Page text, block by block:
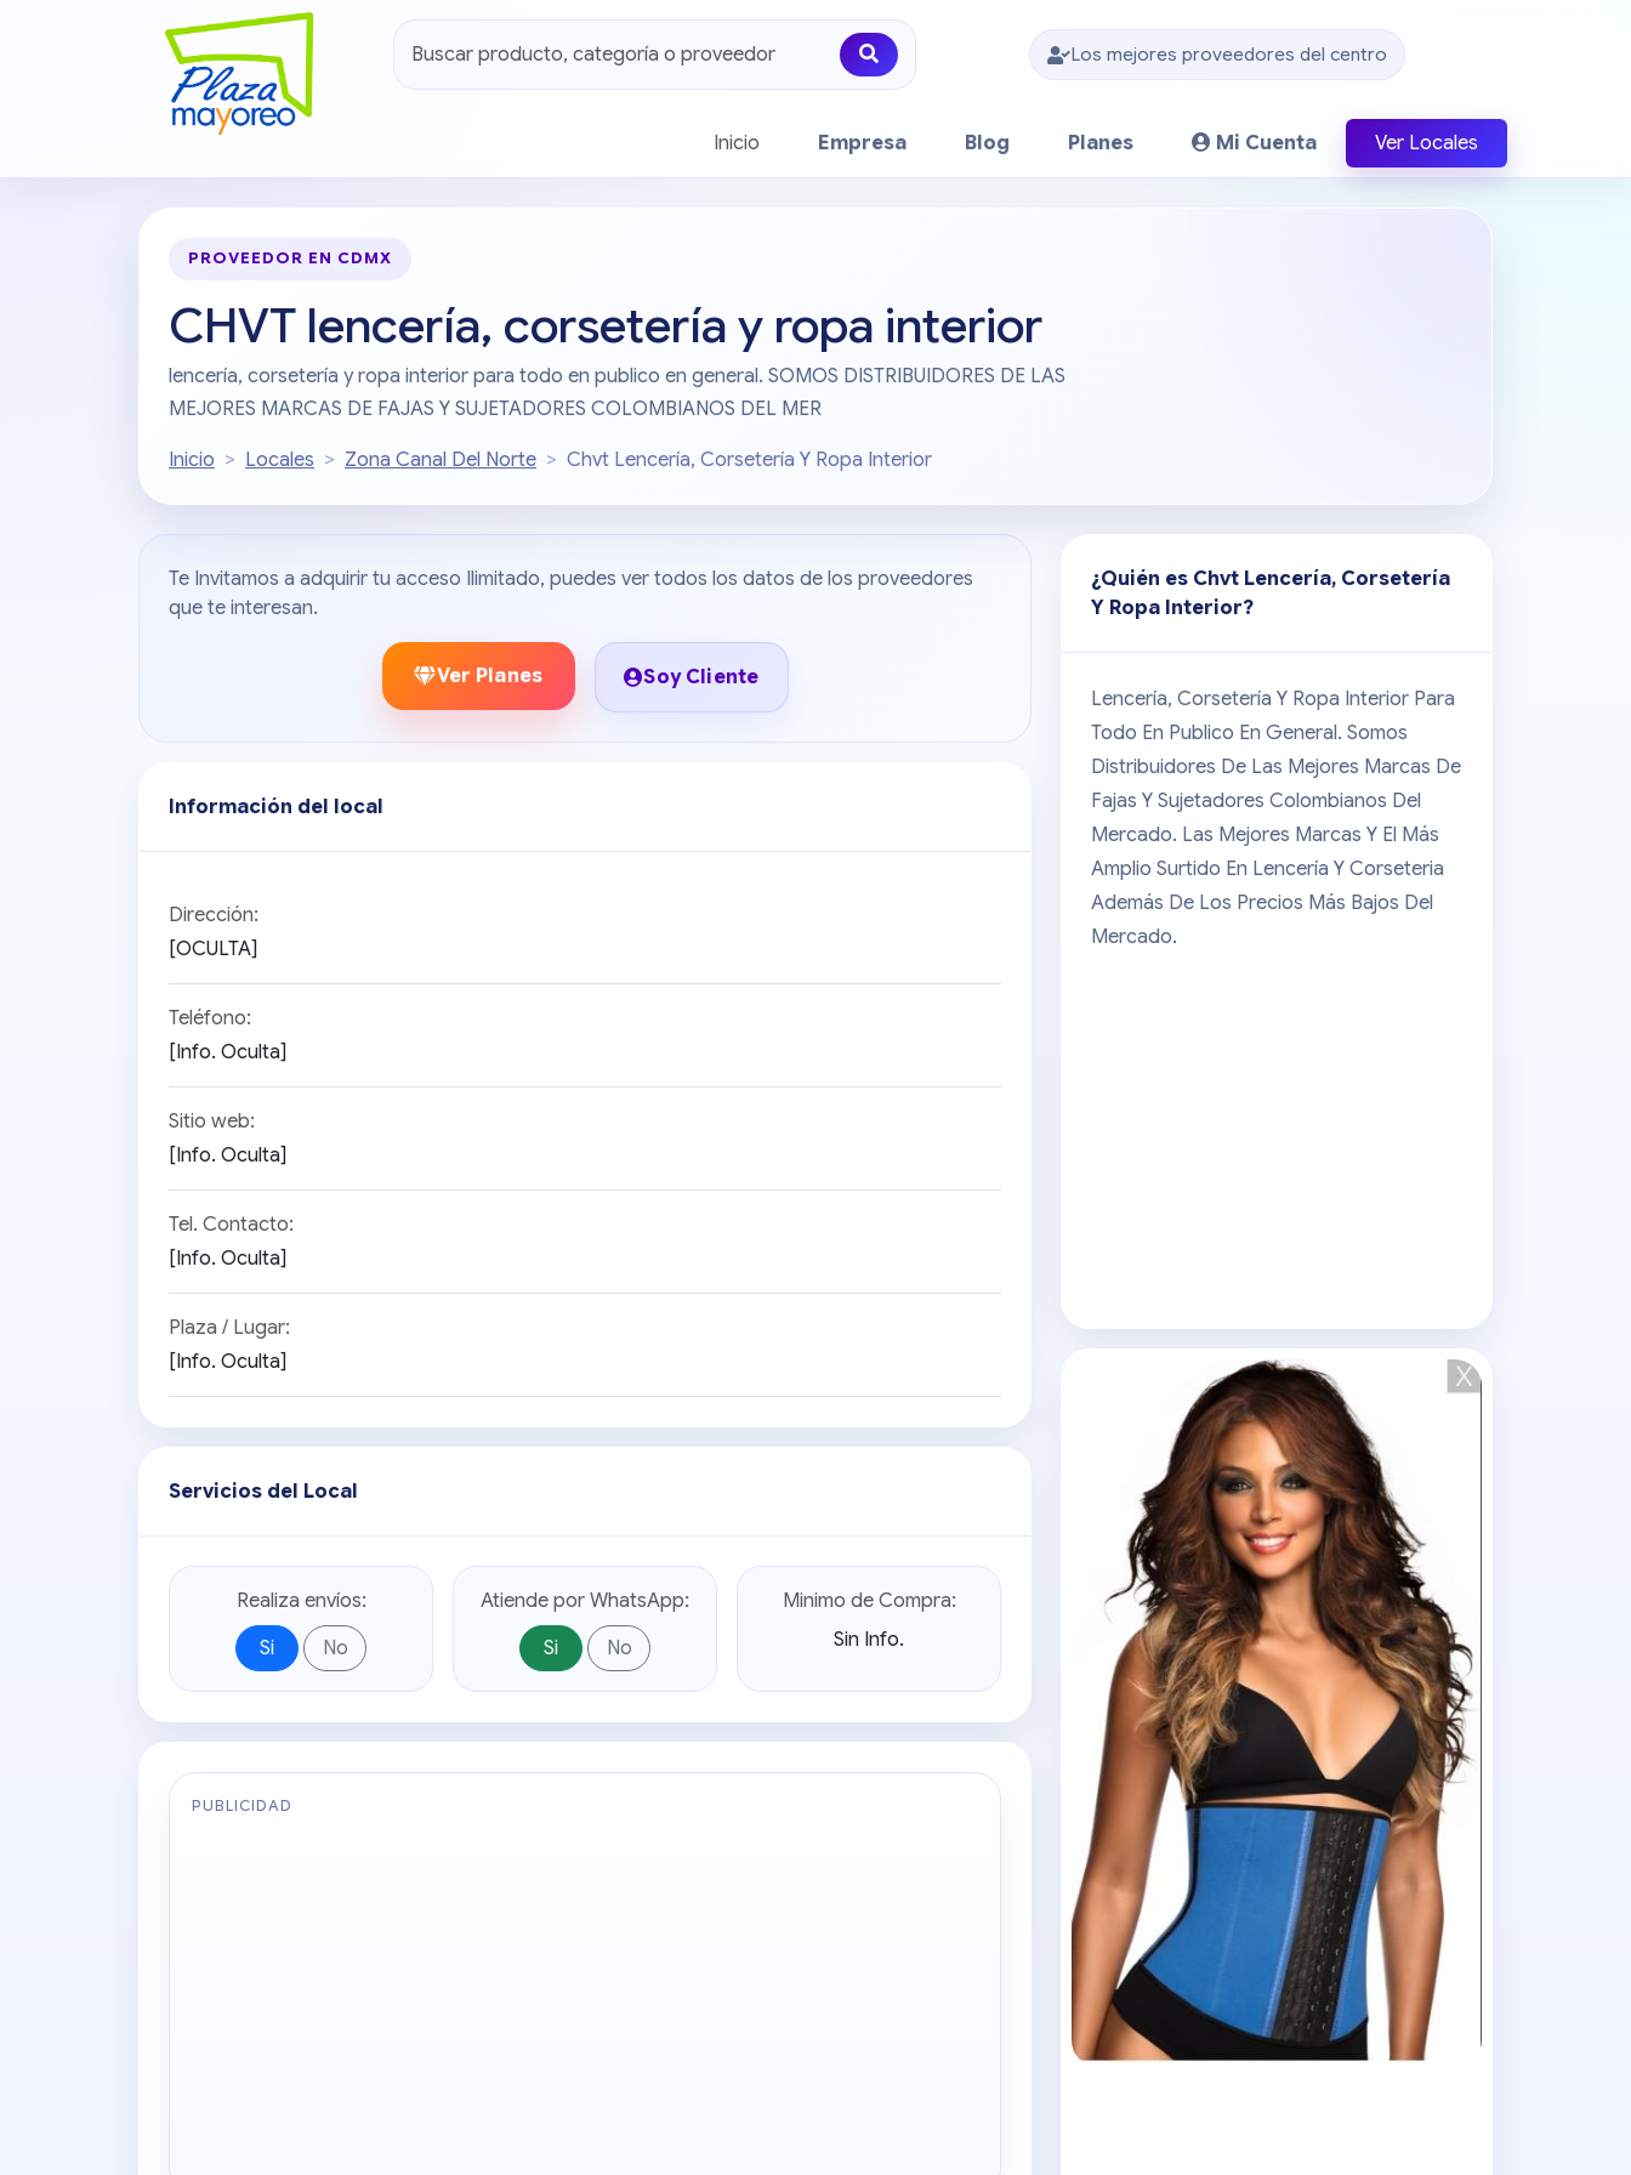
Los mejores proveedores del centro
Inicio (current)Empresa Blog Planes Mi Cuenta Ver Locales
PROVEEDOR EN CDMX
CHVT lencería, corsetería y ropa interior
lencería, corsetería y ropa interior para todo en publico en general. SOMOS DISTRIBUIDORES DE LAS
MEJORES MARCAS DE FAJAS Y SUJETADORES COLOMBIANOS DEL MER
Inicio Locales Zona Canal Del Norte Chvt Lencería, Corsetería Y Ropa Interior
Te Invitamos a adquirir tu acceso Ilimitado, puedes ver todos los datos de los proveedores
que te interesan.
Ver Planes Soy Cliente
Información del local
Dirección:
[OCULTA]
Teléfono:
[Info. Oculta]
Sitio web:
[Info. Oculta]
Tel. Contacto:
[Info. Oculta]
Plaza / Lugar:
[Info. Oculta]
Servicios del Local
Realiza envíos:
Si
No
Atiende por WhatsApp:
Si
No
Minimo de Compra:
Sin Info.
PUBLICIDAD
¿Quién es Chvt Lencería, Corsetería
Y Ropa Interior?
Lencería, Corsetería Y Ropa Interior Para
Todo En Publico En General. Somos
Distribuidores De Las Mejores Marcas De
Fajas Y Sujetadores Colombianos Del
Mercado. Las Mejores Marcas Y El Más
Amplio Surtido En Lencería Y Corseteria
Además De Los Precios Más Bajos Del
Mercado.